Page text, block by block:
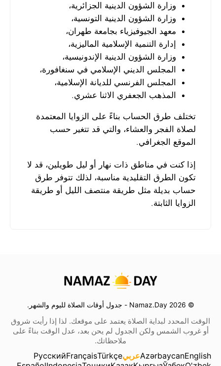
وزارة الشؤون الدينية الجزائرية،
وزارة الشؤون الدينية التونسية،
معهد الجيوفيزياء بجامعة طهران،
إدارة التنمية الإسلامية الماليزية،
وزارة الشؤون الدينية الإندونيسية،
المجلس الديني الإسلامي في سنغافورة،
المجلس الفرنسي للديانة الإسلامية،
المذهب الجعفري الاثنا عشري.
تختلف طرق الحساب بناءً على الزوايا المعتمدة
لصلاة الفجر والعشاء، والتي قد تتغير حسب
الموقع الجغرافي.
إذا كنت في مناطق ذات نهار أو ليل طويلين، قد لا
تكون الطرق التقليدية مناسبة، لذلك تتوفر طرق
حساب بديلة مثل طريقة منتصف الليل أو طريقة
الزوايا الثابتة.
© 2026 Namaz.Day - جدول أوقات الصلاة لليوم والشهر.
الوقت المحدد لبداية الصلاة يعتمد على موقعك. لذا إذا رأيت شروق
أو غروب الشمس ولكن الجدول لم يحن بعد، عدل الوقت بناءً على
ملاحظاتك.
English
AzərbaycanعربيTürkçe
Français
Русский